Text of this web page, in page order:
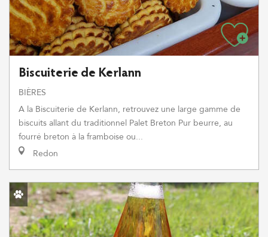
Biscuiterie de Kerlann
BIÈRES
A la Biscuiterie de Kerlann, retrouvez une large gamme de
biscuits allant du traditionnel Palet Breton Pur beurre, au
fourré breton à la framboise ou...
Redon